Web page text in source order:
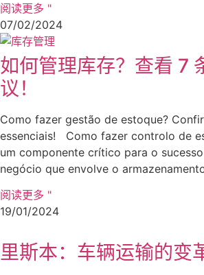
阅读更多 "
07/02/2024
如何管理库存？查看 7
议！
Como fazer gestão de estoque?
essenciais! Como fazer controlo de
um componente crítico para o
negócio que envolve o
阅读更多 "
19/01/2024
里斯本：车辆运输的变